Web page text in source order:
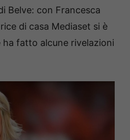
Belve: con Francesca
di casa Mediaset si è
ha fatto alcune rivelazioni